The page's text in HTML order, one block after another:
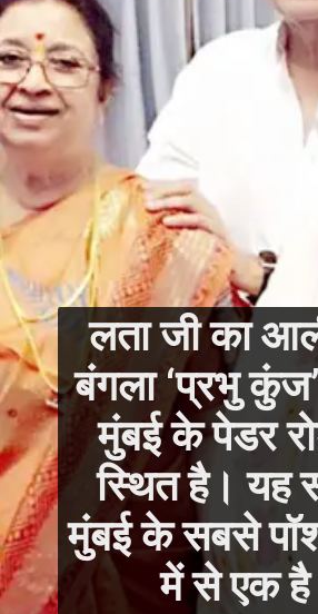
लता जी का
बंगला ‘प्रभु
मुंबई के पेडर
स्थित है। यह
मुंबई के सबसे
में से एक